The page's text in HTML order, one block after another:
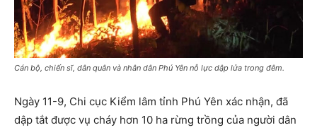
Cán bộ, chiến sĩ, dân quân và nhân dân Phú Yên nỗ lực dập lửa trong đêm.
Ngày 11-9, Chi cục Kiểm lâm tỉnh Phú Yên xác nhận, đã
dập tắt được vụ cháy hơn 10 ha rừng trồng của người dân